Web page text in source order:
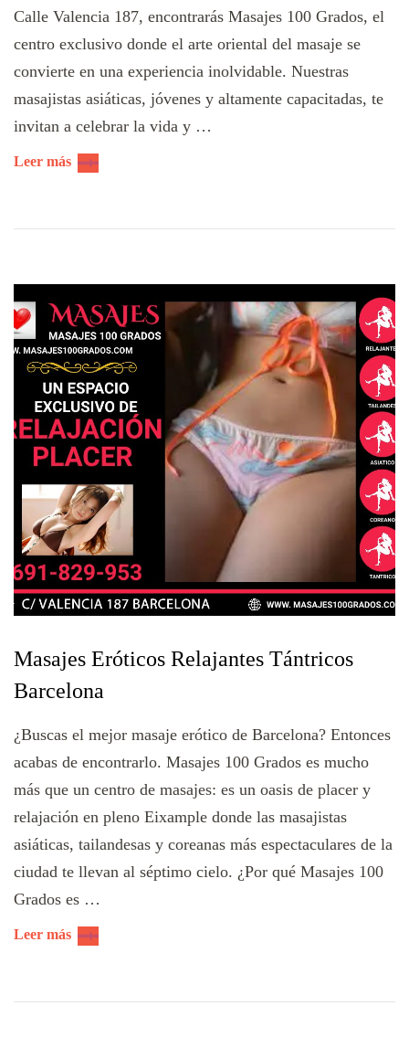
Calle Valencia 187, encontrarás Masajes 100 Grados, el
centro exclusivo donde el arte oriental del masaje se
convierte en una experiencia inolvidable. Nuestras
masajistas asiáticas, jóvenes y altamente capacitadas, te
invitan a celebrar la vida y …
Leer más
Masajes Eróticos Relajantes Tántricos
Barcelona
¿Buscas el mejor masaje erótico de Barcelona? Entonces
acabas de encontrarlo. Masajes 100 Grados es mucho
más que un centro de masajes: es un oasis de placer y
relajación en pleno Eixample donde las masajistas
asiáticas, tailandesas y coreanas más espectaculares de la
ciudad te llevan al séptimo cielo. ¿Por qué Masajes 100
Grados es …
Leer más